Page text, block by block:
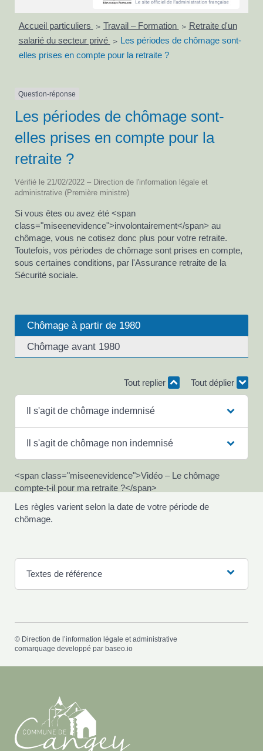
Accueil particuliers > Travail – Formation > Retraite d'un
salarié du secteur privé
> Les périodes de chômage sont-
elles prises en compte pour la retraite ?
Question-réponse
Les périodes de chômage sont-
elles prises en compte pour la
retraite ?
Vérifié le 21/02/2022 – Direction de l'information légale et
administrative (Première ministre)
Si vous êtes ou avez été <span
class="miseenevidence">involontairement</span> au
chômage, vous ne cotisez donc plus pour votre retraite.
Toutefois, vos périodes de chômage sont prises en compte,
sous certaines conditions, par l'Assurance retraite de la
Sécurité sociale.
Chômage à partir de 1980
Chômage avant 1980
Tout replier Tout déplier
Il s'agit de chômage indemnisé
Il s'agit de chômage non indemnisé
<span class="miseenevidence">Vidéo – Le chômage
compte-t-il pour ma retraite ?</span>
Les règles varient selon la date de votre période de
chômage.
Textes de référence
© Direction de l’information légale et administrative
comarquage developpé par baseo.io